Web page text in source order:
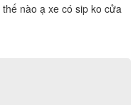
nào ạ xe có sip ko cửa